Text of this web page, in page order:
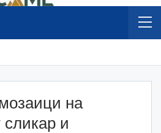
на
сликар и